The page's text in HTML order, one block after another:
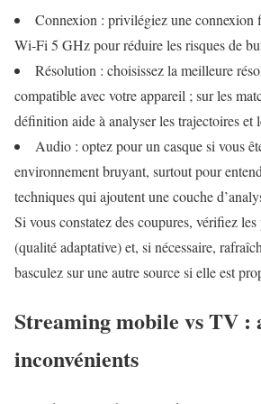
Connexion : privilégiez une connexion
Wi‑Fi 5 GHz pour réduire les risques de
Résolution : choisissez la meilleure
compatible avec votre appareil ; sur les
définition aide à analyser les trajectoires et
Audio : optez pour un casque si vous
environnement bruyant, surtout pour
techniques qui ajoutent une couche
Si vous constatez des coupures, vérifiez
(qualité adaptative) et, si nécessaire,
basculez sur une autre source si elle est
Streaming mobile vs TV :
inconvénients